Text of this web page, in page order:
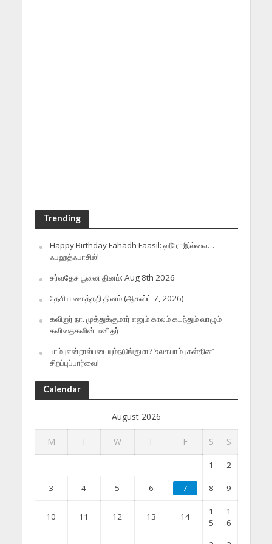
Trending
Happy Birthday Fahadh Faasil: ஹீரோஇல்லை…
ஃபஹத்ஃபாசில்!
சர்வதேச பூனை தினம்: Aug 8th 2026
தேசிய கைத்தறி தினம் (ஆகஸ்ட் 7, 2026)
கவிஞர் நா. முத்துக்குமார் எனும் காலம் கடந்தும் வாழும்
கவிதைகளின் மனிதர்
பாம்புஎன்றால்படையும்நடுங்குமா? ‘உலகபாம்புகள்தின’
சிறப்புப்பார்வை!
Calendar
August 2026
M T W T F S S
1 2
3 4 5 6 7 8 9
10 11 12 13 14
1
5
1
6